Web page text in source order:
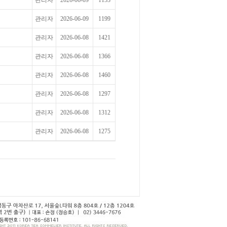
관리자 2026-06-09 1199
관리자 2026-06-08 1421
관리자 2026-06-08 1366
관리자 2026-06-08 1460
관리자 2026-06-08 1297
관리자 2026-06-08 1312
관리자 2026-06-08 1275